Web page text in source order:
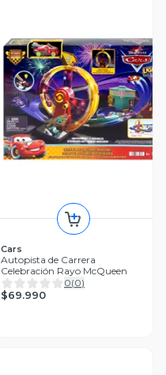
Cars
Autopista de Carrera
Celebración Rayo McQueen
0(0)
$69.990